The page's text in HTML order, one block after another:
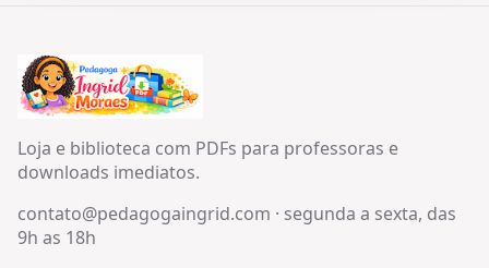
Loja e biblioteca com PDFs para professoras e
downloads imediatos.
contato@pedagogaingrid.com · segunda a sexta, das
9h as 18h